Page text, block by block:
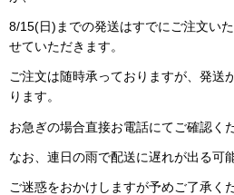
8/15(日)までの発送はすでにご注文い
せていただきます。
ご注文は随時承っておりますが、発送
ります。
お急ぎの場合直接お電話にてご確認く
なお、連日の雨で配送に遅れが出る可
ご迷惑をおかけしますが予めご了承く